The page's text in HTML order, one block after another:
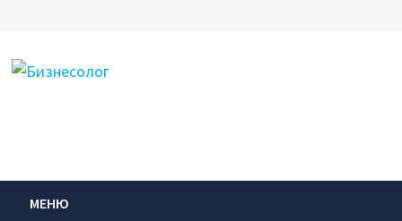
содержимому
МЕНЮ